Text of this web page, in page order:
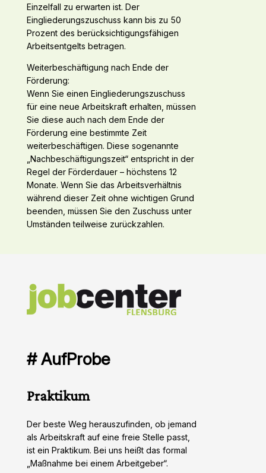
Einzelfall zu erwarten ist. Der
Eingliederungszuschuss kann bis zu 50
Prozent des berücksichtigungsfähigen
Arbeitsentgelts betragen.
Weiterbeschäftigung nach Ende der
Förderung:
Wenn Sie einen Eingliederungszuschuss
für eine neue Arbeitskraft erhalten, müssen
Sie diese auch nach dem Ende der
Förderung eine bestimmte Zeit
weiterbeschäftigen. Diese sogenannte
„Nachbeschäftigungszeit“ entspricht in der
Regel der Förderdauer – höchstens 12
Monate. Wenn Sie das Arbeitsverhältnis
während dieser Zeit ohne wichtigen Grund
beenden, müssen Sie den Zuschuss unter
Umständen teilweise zurückzahlen.
# AufProbe
Praktikum
Der beste Weg herauszufinden, ob jemand
als Arbeitskraft auf eine freie Stelle passt,
ist ein Praktikum. Bei uns heißt das formal
„Maßnahme bei einem Arbeitgeber“.